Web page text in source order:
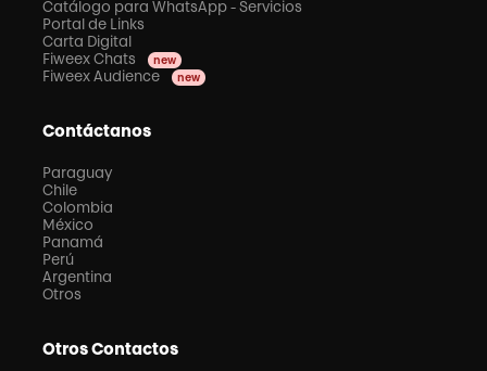
Catálogo para WhatsApp - Servicios
Portal de Links
Carta Digital
Fiweex Chats
new
Fiweex Audience new
Contáctanos
Paraguay
Chile
Colombia
México
Panamá
Perú
Argentina
Otros
Otros Contactos